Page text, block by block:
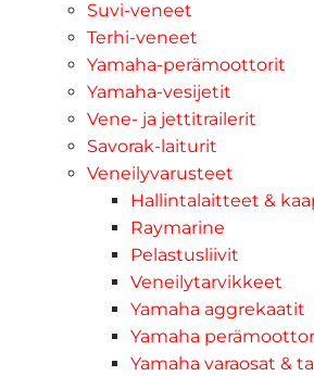
Suvi-veneet
Terhi-veneet
Yamaha-perämoottorit
Yamaha-vesijetit
Vene- ja jettitrailerit
Savorak-laiturit
Veneilyvarusteet
Hallintalaitteet &
Raymarine
Pelastusliivit
Veneilytarvikkeet
Yamaha aggrekaatit
Yamaha
Yamaha varaosat &